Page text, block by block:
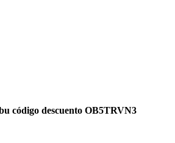
código descuento OB5TRVN3